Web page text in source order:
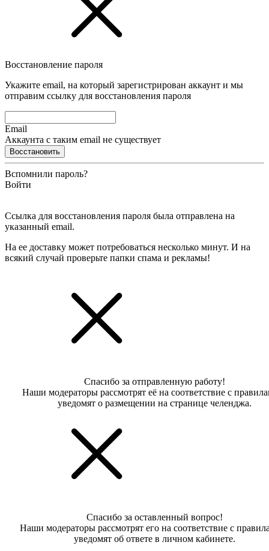
Восстановление пароля
Укажите email, на который зарегистрирован аккаунт и мы
отправим ссылку для восстановления пароля
Email
Аккаунта с таким email не существует
Восстановить
Вспомнили пароль?
Войти
Ссылка для восстановления пароля была отправлена на
указанный email.
На ее доставку может потребоваться несколько минут. И на
всякий случай проверьте папки спама и рекламы!
Спасибо за отправленную работу!
Наши модераторы рассмотрят её на соответствие с
уведомят о размещении на странице челенджа.
Спасибо за оставленный вопрос!
Наши модераторы рассмотрят его на соответствие с
уведомят об ответе в личном кабинете.